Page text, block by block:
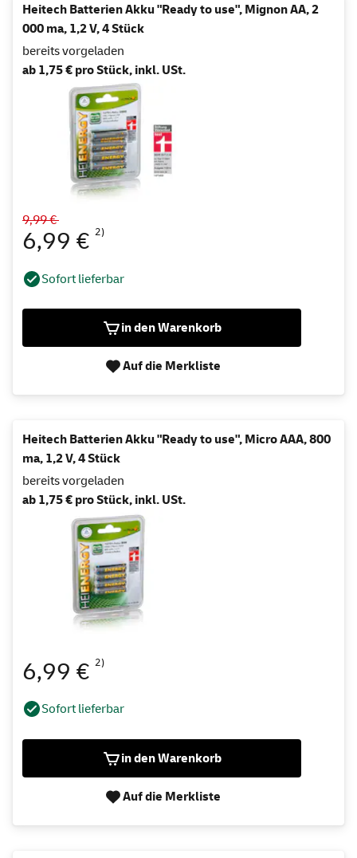
Heitech Batterien Akku "Ready to use", Mignon AA, 2
000 ma, 1,2 V, 4 Stück
bereits vorgeladen
ab 1,75 € pro Stück, inkl. USt.
9,99 €
6,99 € 2)
Sofort lieferbar
in den Warenkorb
Auf die Merkliste
Heitech Batterien Akku "Ready to use", Micro AAA, 800
ma, 1,2 V, 4 Stück
bereits vorgeladen
ab 1,75 € pro Stück, inkl. USt.
6,99 € 2)
Sofort lieferbar
in den Warenkorb
Auf die Merkliste